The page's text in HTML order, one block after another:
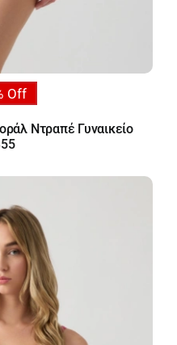
Off
Ντραπέ Γυναικείο